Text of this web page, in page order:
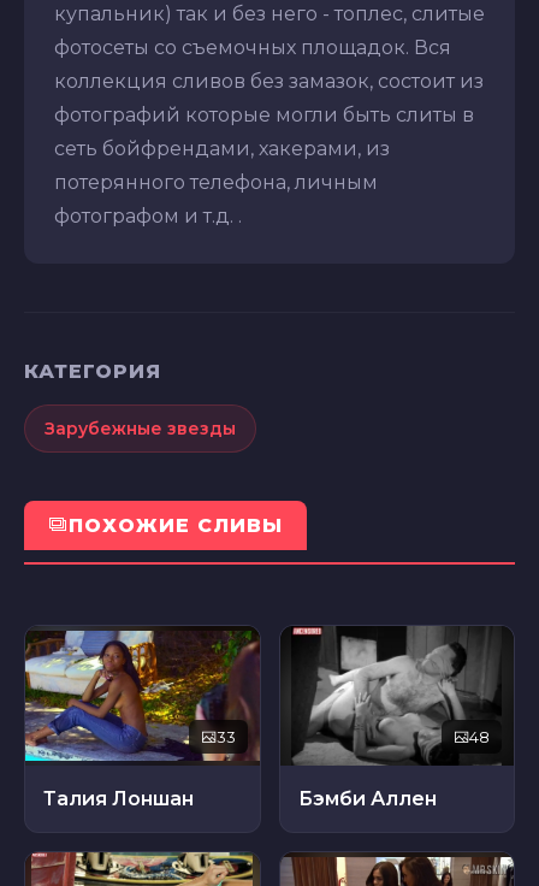
купальник) так и без него - топлес, слитые
фотосеты со съемочных площадок. Вся
коллекция сливов без замазок, состоит из
фотографий которые могли быть слиты в
сеть бойфрендами, хакерами, из
потерянного телефона, личным
фотографом и т.д. .
КАТЕГОРИЯ
Зарубежные звезды
ПОХОЖИЕ СЛИВЫ
33
Талия Лоншан
48
Бэмби Аллен